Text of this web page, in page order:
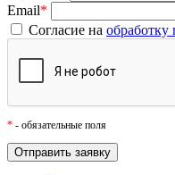
Email*
Согласие на
* - обязательные поля